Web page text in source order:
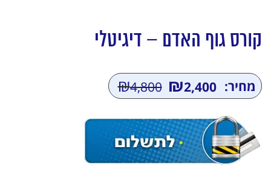
קורס גוף האדם – דיגיטלי
מחיר: ₪4,800
המחיר
היה:
₪4,800.
₪2,400
המחיר
הוא:
₪2,400.